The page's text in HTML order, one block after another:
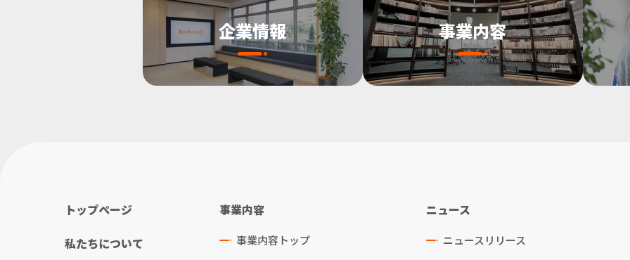
企業情報 事業内容
トップページ
私たちについて
事業内容
事業内容トップ
ニュース
ニュースリリース